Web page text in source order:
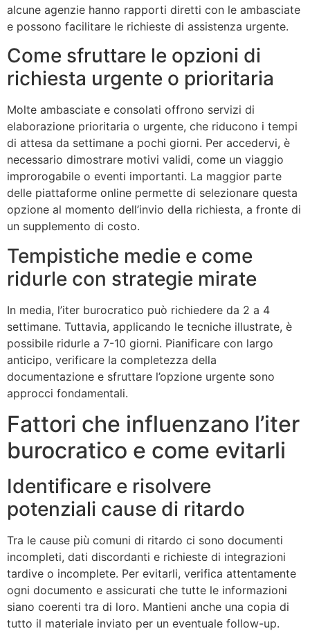
alcune agenzie hanno rapporti diretti con le ambasciate
e possono facilitare le richieste di assistenza urgente.
Come sfruttare le opzioni di
richiesta urgente o prioritaria
Molte ambasciate e consolati offrono servizi di
elaborazione prioritaria o urgente, che riducono i tempi
di attesa da settimane a pochi giorni. Per accedervi, è
necessario dimostrare motivi validi, come un viaggio
improrogabile o eventi importanti. La maggior parte
delle piattaforme online permette di selezionare questa
opzione al momento dell’invio della richiesta, a fronte di
un supplemento di costo.
Tempistiche medie e come
ridurle con strategie mirate
In media, l’iter burocratico può richiedere da 2 a 4
settimane. Tuttavia, applicando le tecniche illustrate, è
possibile ridurle a 7-10 giorni. Pianificare con largo
anticipo, verificare la completezza della
documentazione e sfruttare l’opzione urgente sono
approcci fondamentali.
Fattori che influenzano l’iter
burocratico e come evitarli
Identificare e risolvere
potenziali cause di ritardo
Tra le cause più comuni di ritardo ci sono documenti
incompleti, dati discordanti e richieste di integrazioni
tardive o incomplete. Per evitarli, verifica attentamente
ogni documento e assicurati che tutte le informazioni
siano coerenti tra di loro. Mantieni anche una copia di
tutto il materiale inviato per un eventuale follow-up.